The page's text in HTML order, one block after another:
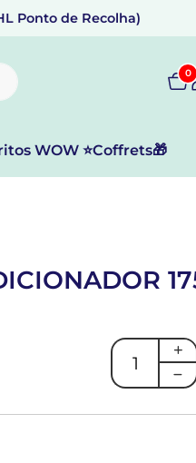
Ponto de Recolha)
0
WOW ⭐Coffrets🎁